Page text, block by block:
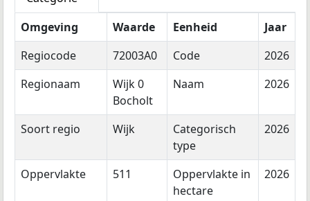
Omgeving
Waarde Eenheid
Jaar
Regiocode
72003A0 Code
2026
Regionaam
Wijk 0
Bocholt
Naam 2026
Soort regio Wijk
Categorisch
type
2026
Oppervlakte 511
Oppervlakte in
hectare
2026